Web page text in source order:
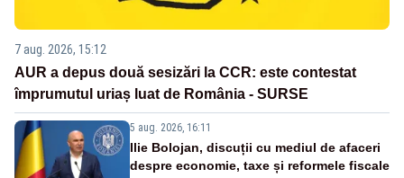
7 aug. 2026, 15:12
AUR a depus două sesizări la CCR: este contestat
împrumutul uriaș luat de România - SURSE
5 aug. 2026, 16:11
Ilie Bolojan, discuții cu mediul de afaceri
despre economie, taxe și reformele fiscale